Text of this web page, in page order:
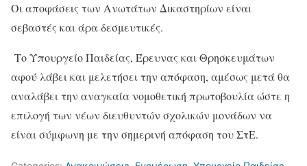
Οι αποφάσεις των Ανωτάτων Δικαστηρίων είναι
σεβαστές και άρα δεσμευτικές.
Το Υπουργείο Παιδείας, Έρευνας και Θρησκευμάτων
αφού λάβει και μελετήσει την απόφαση, αμέσως μετά θα
αναλάβει την αναγκαία νομοθετική πρωτοβουλία ώστε η
επιλογή των νέων διευθυντών σχολικών μονάδων να
είναι σύμφωνη με την σημερινή απόφαση του ΣτΕ.